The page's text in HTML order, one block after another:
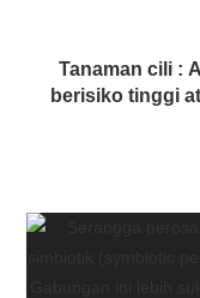
Tanaman cili :
berisiko tinggi